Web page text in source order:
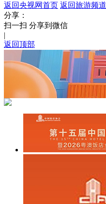
返回央视网首页 返回旅游频道
分享：
扫一扫 分享到微信
|
返回顶部